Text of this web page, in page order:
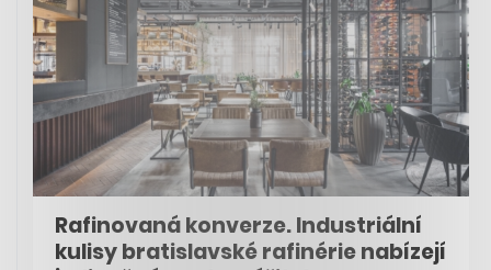
Rafinovaná konverze. Industriální
kulisy bratislavské rafinérie nabízejí